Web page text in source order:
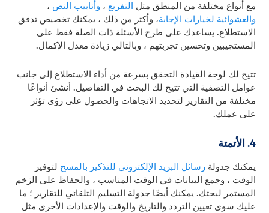
مع أنواع مختلفة من المنطق مثل التفريع ، وأنابيب النص ،
والعشوائية لخيارات الإجابة، وأكثر من ذلك ، يمكنك تخصيص تدفق
الاستطلاع. يساعدك على طرح الأسئلة ذات الصلة فقط على
المستجيبين وتحسين تجربتهم ، وبالتالي زيادة معدل الإكمال.
تتيح لك لوحة القيادة التحقق بسرعة من أداء الاستطلاع إلى جانب
عوامل التصفية التي تتيح لك البحث في التفاصيل. أنشئ أنواعًا
مختلفة من التقارير لتحديد الاتجاهات والحصول على رؤى تؤثر
على عملك.
4. الأتمتة
يمكنك جدولة رسائل البريد الإلكتروني للتذكير بالمسح لتوفير
الوقت ، وجمع البيانات في الوقت المناسب ، والحفاظ على الزخم
المستمر لبحثك. يمكنك أيضًا جدولة التسليم التلقائي للتقارير ؛ ما
عليك سوى تعيين التردد والتاريخ والوقت والإعدادات الأخرى مثل